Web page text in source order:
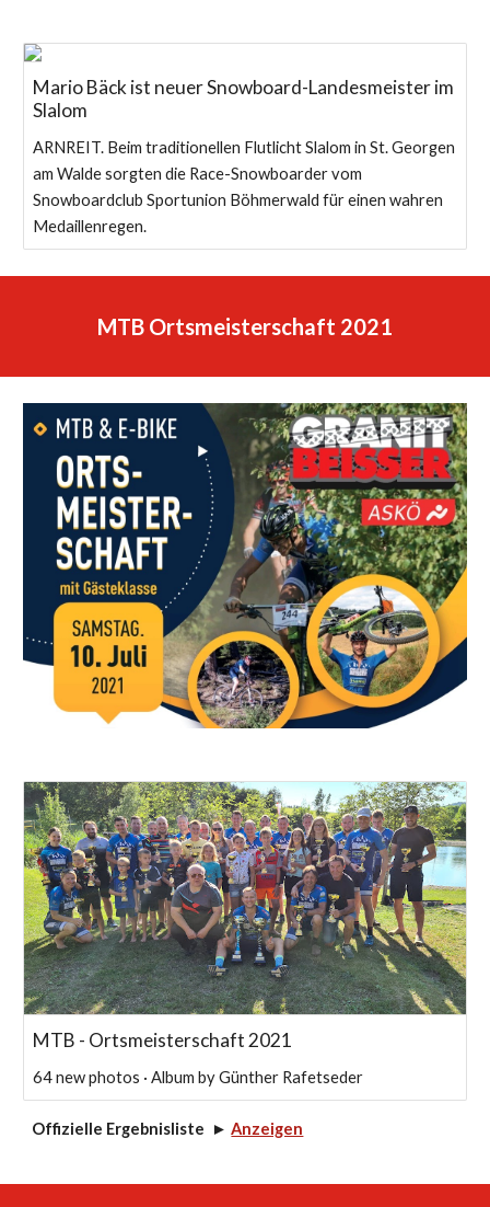
Mario Bäck ist neuer Snowboard-Landesmeister im
Slalom
ARNREIT. Beim traditionellen Flutlicht Slalom in St. Georgen
am Walde sorgten die Race-Snowboarder vom
Snowboardclub Sportunion Böhmerwald für einen wahren
Medaillenregen.
MTB Ortsmeisterschaft 2021
MTB - Ortsmeisterschaft 2021
64 new photos · Album by Günther Rafetseder
Offizielle Ergebnisliste ►Anzeigen